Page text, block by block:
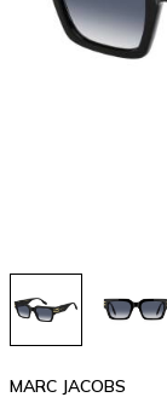
MARC JACOBS